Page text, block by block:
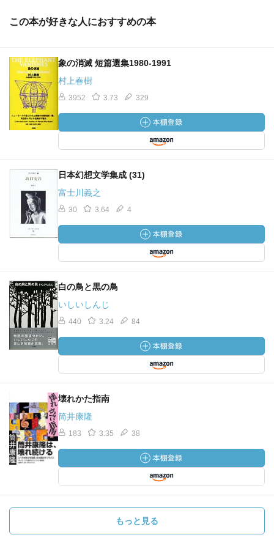
この本が好きな人におすすめの本
象の消滅 短篇選集1980-1991
村上春樹
3952 3.73 329
日本幻想文学集成 (31)
富士川義之
30 3.64 4
白の鳥と黒の鳥
いしいしんじ
440 3.24 84
壊れかた指南
筒井康隆
183 3.35 38
もっと見る